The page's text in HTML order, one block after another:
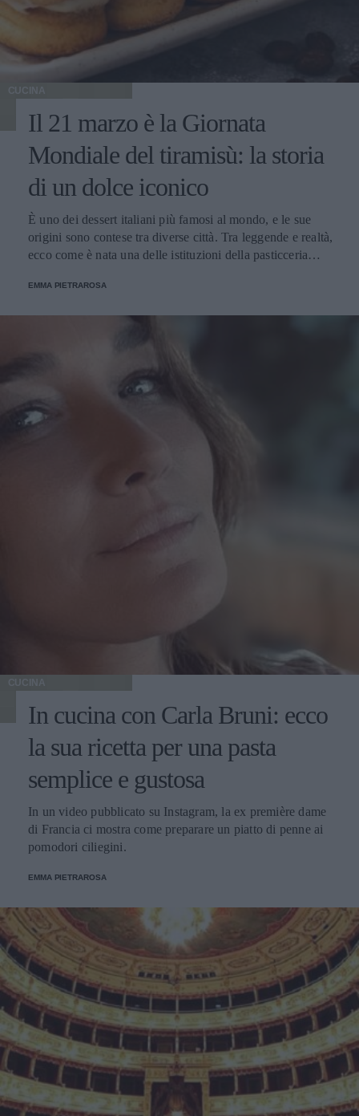
CUCINA
Il 21 marzo è la Giornata
Mondiale del tiramisù: la storia
di un dolce iconico
È uno dei dessert italiani più famosi al mondo, e le sue
origini sono contese tra diverse città. Tra leggende e realtà,
ecco come è nata una delle istituzioni della pasticceria
EMMA PIETRAROSA
CUCINA
In cucina con Carla Bruni: ecco
la sua ricetta per una pasta
semplice e gustosa
In un video pubblicato su Instagram, la ex première dame
di Francia ci mostra come preparare un piatto di penne ai
pomodori ciliegini.
EMMA PIETRAROSA